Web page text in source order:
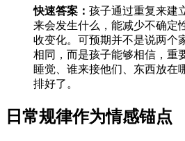
快速答案： 孩子通过重复来建
来会发生什么，能减少不确定
收变化。可预期并不是说两个
相同，而是孩子能够相信，
睡觉、谁来接他们、东西放
排好了。
日常规律作为情感锚点